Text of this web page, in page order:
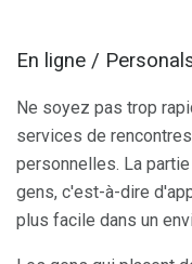
En ligne /
Ne soyez pas trop
services de
personnelles. La
gens, c'est-à-dire
plus facile dans un